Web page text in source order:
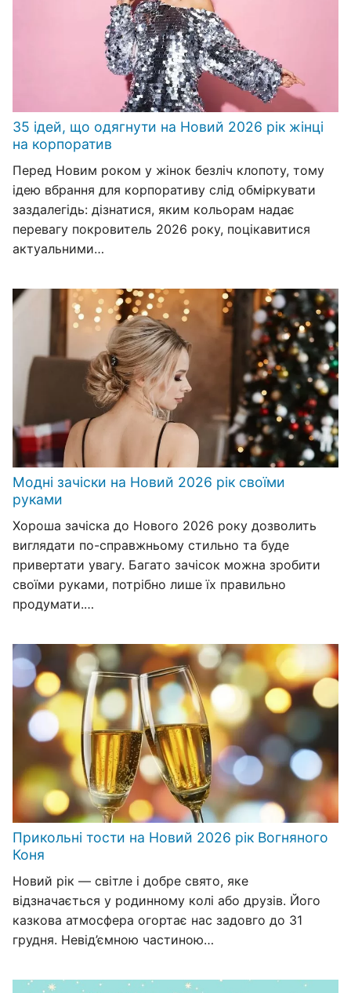
35 ідей, що одягнути на Новий 2026 рік жінці
на корпоратив
Перед Новим роком у жінок безліч клопоту, тому
ідею вбрання для корпоративу слід обміркувати
заздалегідь: дізнатися, яким кольорам надає
перевагу покровитель 2026 року, поцікавитися
актуальними…
Модні зачіски на Новий 2026 рік своїми
руками
Хороша зачіска до Нового 2026 року дозволить
виглядати по-справжньому стильно та буде
привертати увагу. Багато зачісок можна зробити
своїми руками, потрібно лише їх правильно
продумати.…
Прикольні тости на Новий 2026 рік Вогняного
Коня
Новий рік — світле і добре свято, яке
відзначається у родинному колі або друзів. Його
казкова атмосфера огортає нас задовго до 31
грудня. Невід’ємною частиною…